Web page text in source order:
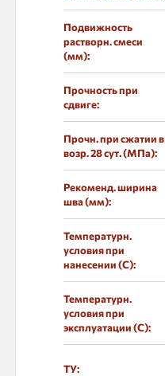
Подвижность
растворн. смеси
(мм):
Прочность при
сдвиге:
Прочн. при сжатии в
возр. 28 сут. (МПа):
Рекоменд. ширина
шва (мм):
Температурн.
условия при
нанесении (С):
Температурн.
условия при
эксплуатации (С):
ТУ: